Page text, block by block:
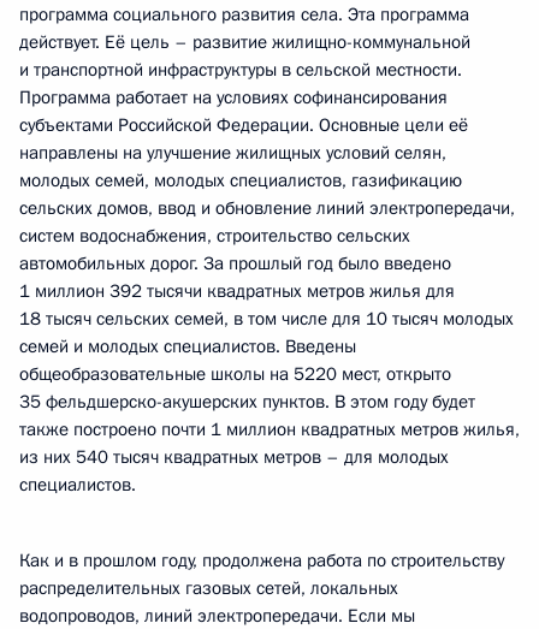
программа социального развития села. Эта программа
действует. Её цель – развитие жилищно-коммунальной
и транспортной инфраструктуры в сельской местности.
Программа работает на условиях софинансирования
субъектами Российской Федерации. Основные цели её
направлены на улучшение жилищных условий селян,
молодых семей, молодых специалистов, газификацию
сельских домов, ввод и обновление линий электропередачи,
систем водоснабжения, строительство сельских
автомобильных дорог. За прошлый год было введено
1 миллион 392 тысячи квадратных метров жилья для
18 тысяч сельских семей, в том числе для 10 тысяч молодых
семей и молодых специалистов. Введены
общеобразовательные школы на 5220 мест, открыто
35 фельдшерско-акушерских пунктов. В этом году будет
также построено почти 1 миллион квадратных метров жилья,
из них 540 тысяч квадратных метров – для молодых
специалистов.
Как и в прошлом году, продолжена работа по строительству
распределительных газовых сетей, локальных
водопроводов, линий электропередачи. Если мы